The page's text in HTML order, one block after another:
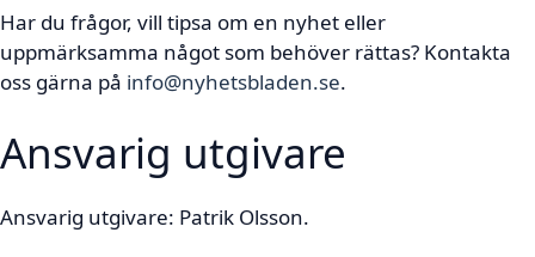
Har du frågor, vill tipsa om en nyhet eller
uppmärksamma något som behöver rättas? Kontakta
oss gärna på info@nyhetsbladen.se.
Ansvarig utgivare
Ansvarig utgivare: Patrik Olsson.